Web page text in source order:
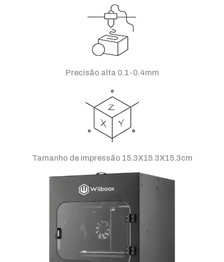
Precisão alta 0.1-0.4mm
Tamanho de impressão 15.3X15.3X15.3cm